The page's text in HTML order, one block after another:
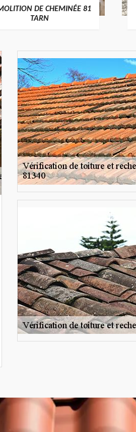
DE CHEMINÉE 81
TARN